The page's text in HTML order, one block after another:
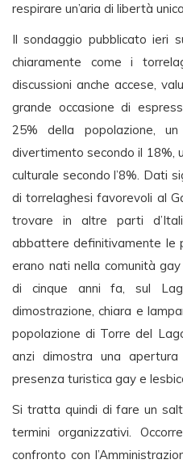
respirare un’aria di libertà
Il sondaggio pubblicato ieri
chiaramente come i
discussioni anche accese,
grande occasione di
25% della popolazione,
divertimento secondo il 18%,
culturale secondo l’8%. Dati
di torrelaghesi favorevoli al
trovare in altre parti
abbattere definitivamente le
erano nati nella comunità
di cinque anni fa, sul
dimostrazione, chiara e
popolazione di Torre del
anzi dimostra una
presenza turistica gay e
Si tratta quindi di fare un
termini organizzativi.
confronto con